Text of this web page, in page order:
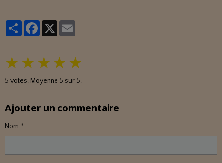
PartagerFacebook
★ ★ ★ ★ ★
5 votes. Moyenne 5 sur 5.
Ajouter un commentaire
Nom